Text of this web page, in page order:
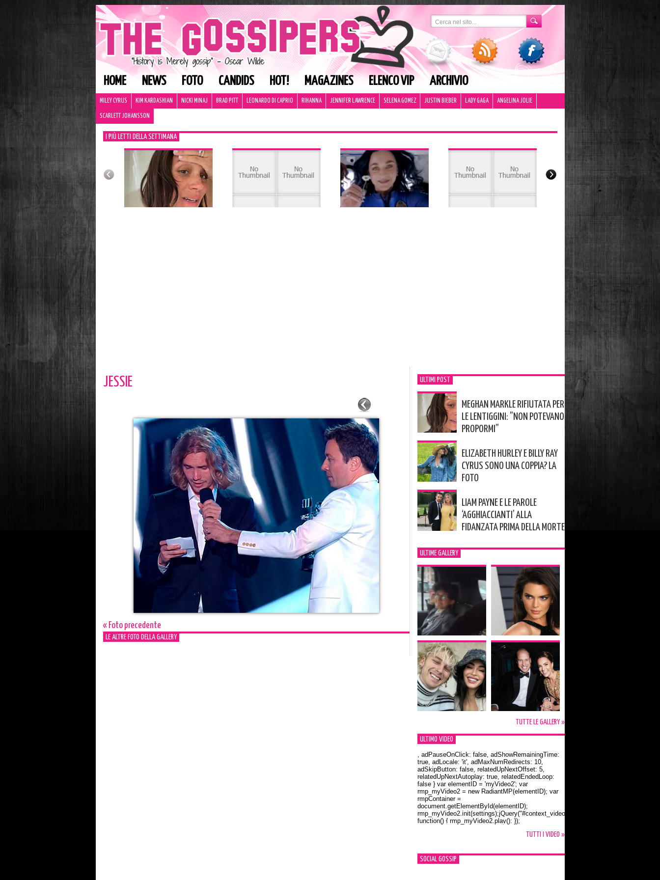
HOME NEWS FOTO CANDIDS HOT! MAGAZINES ELENCO VIP ARCHIVIO
MILEY CYRUS KIM KARDASHIAN NICKI MINAJ BRAD PITT LEONARDO DI CAPRIO RIHANNA JENNIFER LAWRENCE SELENA GOMEZ JUSTIN BIEBER LADY GAGA ANGELINA JOLIE
SCARLETT JOHANSSON
I PIÙ LETTI DELLA SETTIMANA
JESSIE
« Foto precedente
LE ALTRE FOTO DELLA GALLERY
ULTIMI POST
MEGHAN MARKLE RIFIUTATA PER
LE LENTIGGINI: ”NON POTEVANO
PROPORMI”
ELIZABETH HURLEY E BILLY RAY
CYRUS SONO UNA COPPIA? LA
FOTO
LIAM PAYNE E LE PAROLE
‘AGGHIACCIANTI’ ALLA
FIDANZATA PRIMA DELLA MORTE
ULTIME GALLERY
TUTTE LE GALLERY »
ULTIMO VIDEO
Orlando Bloom e la t-shirt dedicata a Flynn
, adPauseOnClick: false, adShowRemainingTime:
true, adLocale: 'it', adMaxNumRedirects: 10,
adSkipButton: false, relatedUpNextOffset: 5,
relatedUpNextAutoplay: true, relatedEndedLoop:
false } var elementID = 'myVideo2'; var
rmp_myVideo2 = new RadiantMP(elementID); var
rmpContainer =
document.getElementById(elementID);
rmp_myVideo2.init(settings);jQuery("#context_video2").one("mouseover",
function() { rmp_myVideo2.play(); });
TUTTI I VIDEO »
SOCIAL GOSSIP